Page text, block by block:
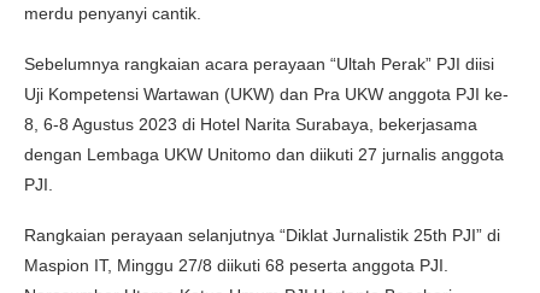
merdu penyanyi cantik.
Sebelumnya rangkaian acara perayaan “Ultah Perak” PJI diisi
Uji Kompetensi Wartawan (UKW) dan Pra UKW anggota PJI ke-
8, 6-8 Agustus 2023 di Hotel Narita Surabaya, bekerjasama
dengan Lembaga UKW Unitomo dan diikuti 27 jurnalis anggota
PJI.
Rangkaian perayaan selanjutnya “Diklat Jurnalistik 25th PJI” di
Maspion IT, Minggu 27/8 diikuti 68 peserta anggota PJI.